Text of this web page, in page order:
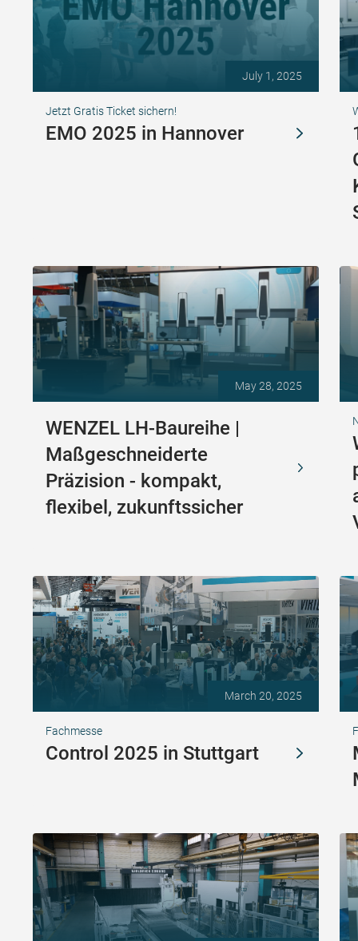
July 1, 2025
Jetzt Gratis Ticket sichern!
EMO 2025 in Hannover
May 28, 2025
WENZEL LH-Baureihe |
Maßgeschneiderte
Präzision - kompakt,
flexibel, zukunftssicher
March 20, 2025
Fachmesse
Control 2025 in Stuttgart